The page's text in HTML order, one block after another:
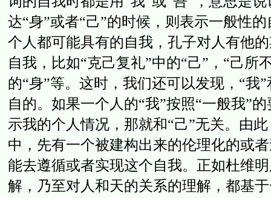
达“身”或者“己”的时候，则表示一般性
个人都可能具有的自我，孔子对人有他
自我，比如“克己复礼”中的“己”，“己所
的“身”等。这时，我们还可以发现，“我
自的。如果一个人的“我”按照“一般我”
示我的个人情况，那就和“己”无关。由
中，先有一个被建构出来的伦理化的或
能去遵循或者实现这个自我。正如杜维
解，乃至对人和天的关系的理解，都基